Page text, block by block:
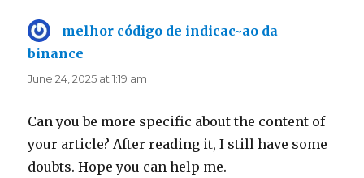
melhor código de indicac~ao da
binance
June 24, 2025 at 1:19 am
Can you be more specific about the content of
your article? After reading it, I still have some
doubts. Hope you can help me.